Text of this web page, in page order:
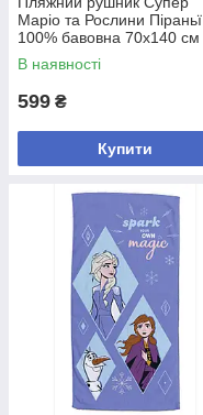
Маріо та Рослини Піраньї
100% бавовна 70х140 см
В наявності
599 ₴
Купити